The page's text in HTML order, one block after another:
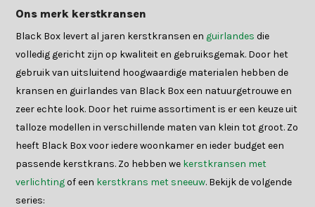
Ons merk kerstkransen
Black Box levert al jaren kerstkransen en guirlandes die
volledig gericht zijn op kwaliteit en gebruiksgemak. Door het
gebruik van uitsluitend hoogwaardige materialen hebben de
kransen en guirlandes van Black Box een natuurgetrouwe en
zeer echte look. Door het ruime assortiment is er een keuze uit
talloze modellen in verschillende maten van klein tot groot. Zo
heeft Black Box voor iedere woonkamer en ieder budget een
passende kerstkrans. Zo hebben we kerstkransen met
verlichtingof een kerstkrans met sneeuw. Bekijk de volgende
series: